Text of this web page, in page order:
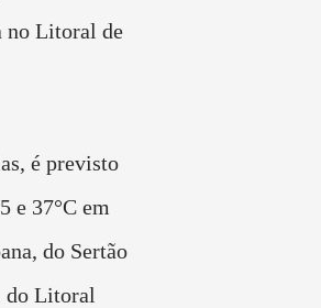
no Litoral de
é previsto
e 37°C em
do Sertão
do Litoral